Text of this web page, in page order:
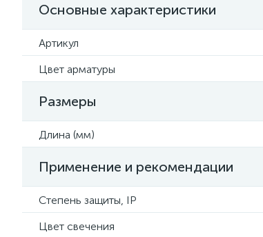
Основные характеристики
Артикул
Цвет арматуры
Размеры
Длина (мм)
Применение и рекомендации
Степень защиты, IP
Цвет свечения